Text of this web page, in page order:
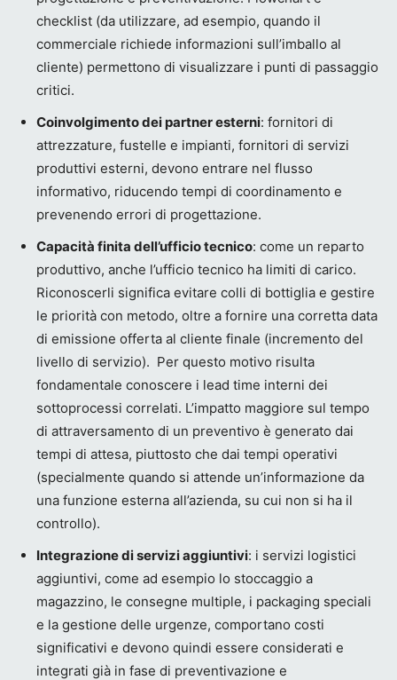
checklist (da utilizzare, ad esempio, quando il
commerciale richiede informazioni sull’imballo al
cliente) permettono di visualizzare i punti di passaggio
critici.
Coinvolgimento dei partner esterni: fornitori di
attrezzature, fustelle e impianti, fornitori di servizi
produttivi esterni, devono entrare nel flusso
informativo, riducendo tempi di coordinamento e
prevenendo errori di progettazione.
Capacità finita dell’ufficio tecnico: come un reparto
produttivo, anche l’ufficio tecnico ha limiti di carico.
Riconoscerli significa evitare colli di bottiglia e gestire
le priorità con metodo, oltre a fornire una corretta data
di emissione offerta al cliente finale (incremento del
livello di servizio). Per questo motivo risulta
fondamentale conoscere i lead time interni dei
sottoprocessi correlati. L’impatto maggiore sul tempo
di attraversamento di un preventivo è generato dai
tempi di attesa, piuttosto che dai tempi operativi
(specialmente quando si attende un’informazione da
una funzione esterna all’azienda, su cui non si ha il
controllo).
Integrazione di servizi aggiuntivi: i servizi logistici
aggiuntivi, come ad esempio lo stoccaggio a
magazzino, le consegne multiple, i packaging speciali
e la gestione delle urgenze, comportano costi
significativi e devono quindi essere considerati e
integrati già in fase di preventivazione e